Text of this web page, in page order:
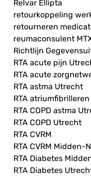
Relvar Ellipta
retourkoppeling
retourneren
reumaconsulent
Richtlijn
RTA acute pijn
RTA acute
RTA astma Utrecht
RTA
RTA COPD astma
RTA COPD Utrecht
RTA CVRM
RTA CVRM Midden-
RTA Diabetes
RTA Diabetes